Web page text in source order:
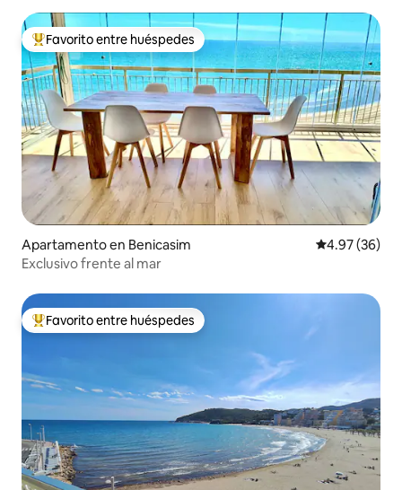
Favorito entre huéspedes preferido
Favorito entre huéspedes
Apartamento en Benicasim Calificación
4.97 (36)
Exclusivo frente al mar
Favorito entre huéspedes preferido
Favorito entre huéspedes